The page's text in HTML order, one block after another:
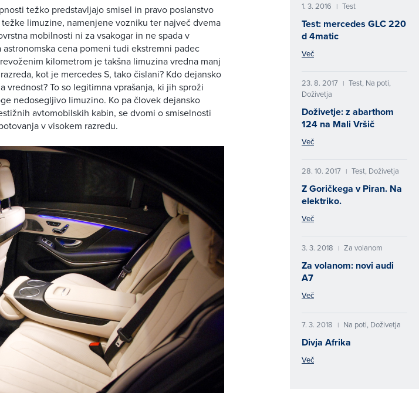
težko predstavljajo smisel in pravo poslanstvo
limuzine, namenjene vozniku ter največ dvema
mobilnosti ni za vsakogar in ne spada v
cena pomeni tudi ekstremni padec
kilometrom je takšna limuzina vredna manj
kot je mercedes S, tako čislani? Kdo dejansko
vrednost? To so legitimna vprašanja, ki jih sproži
nedosegljivo limuzino. Ko pa človek dejansko
avtomobilskih kabin, se dvomi o smiselnosti
v visokem razredu.
1. 3. 2016 | Test
Test: mercedes GLC 220
d 4matic
Več
23. 8. 2017 | Test, Na poti,
Doživetja
Doživetje: z abarthom
124 na Mali Vršič
Več
28. 10. 2017 | Test, Doživetja
Z Goričkega v Piran. Na
elektriko.
Več
3. 3. 2018 | Za volanom
Za volanom: novi audi
A7
Več
7. 3. 2018 | Na poti, Doživetja
Divja Afrika
Več